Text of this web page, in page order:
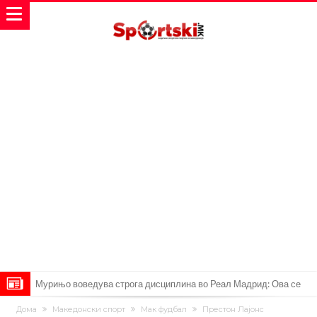
Инфантино имал љубовница: Испливаа скандалозни
Дома Македонски спорт Мак фудбал
Престон Лајонс